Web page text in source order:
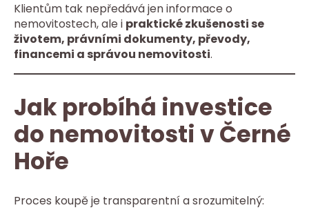
Klientům tak nepředává jen informace o
nemovitostech, ale i praktické zkušenosti se
životem, právními dokumenty, převody,
financemi a správou nemovitosti.
Jak probíhá investice
do nemovitosti v Černé
Hoře
Proces koupě je transparentní a srozumitelný: